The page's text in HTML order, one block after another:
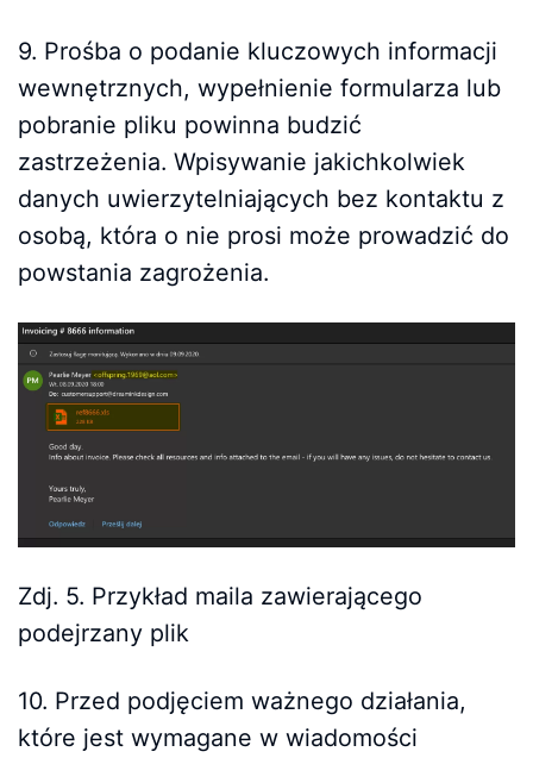
9. Prośba o podanie kluczowych informacji
wewnętrznych, wypełnienie formularza lub
pobranie pliku powinna budzić
zastrzeżenia. Wpisywanie jakichkolwiek
danych uwierzytelniających bez kontaktu z
osobą, która o nie prosi może prowadzić do
powstania zagrożenia.
Zdj. 5. Przykład maila zawierającego
podejrzany plik
10. Przed podjęciem ważnego działania,
które jest wymagane w wiadomości